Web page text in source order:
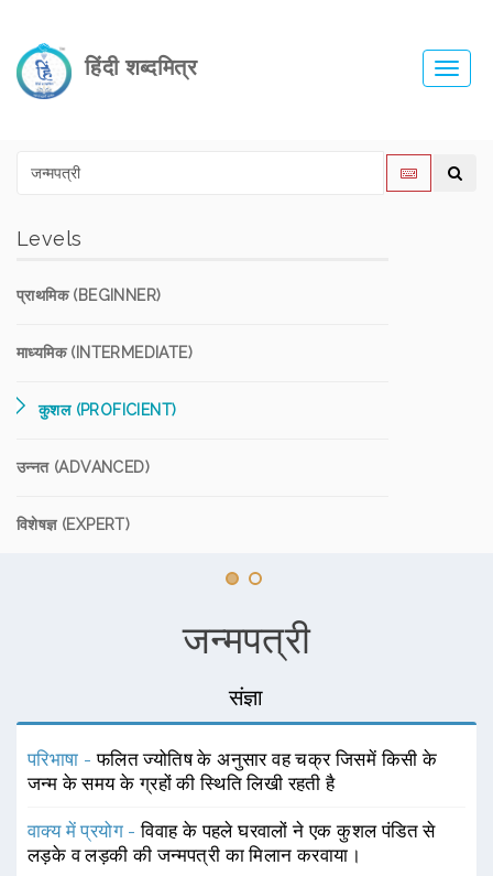
हिंदी शब्दमित्र
Levels
प्राथमिक (BEGINNER)
माध्यमिक (INTERMEDIATE)
कुशल (PROFICIENT)
उन्नत (ADVANCED)
विशेषज्ञ (EXPERT)
जन्मपत्री
संज्ञा
परिभाषा -फलित ज्योतिष के अनुसार वह चक्र जिसमें किसी के
जन्म के समय के ग्रहों की स्थिति लिखी रहती है
वाक्य में प्रयोग -विवाह के पहले घरवालों ने एक कुशल पंडित से
लड़के व लड़की की जन्मपत्री का मिलान करवाया।